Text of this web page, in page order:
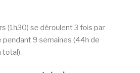
(1h30) se déroulent 3 fois par
pendant 9 semaines (44h de
total).